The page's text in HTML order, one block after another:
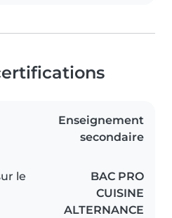
Enseignement
secondaire
le
BAC PRO
CUISINE
ALTERNANCE